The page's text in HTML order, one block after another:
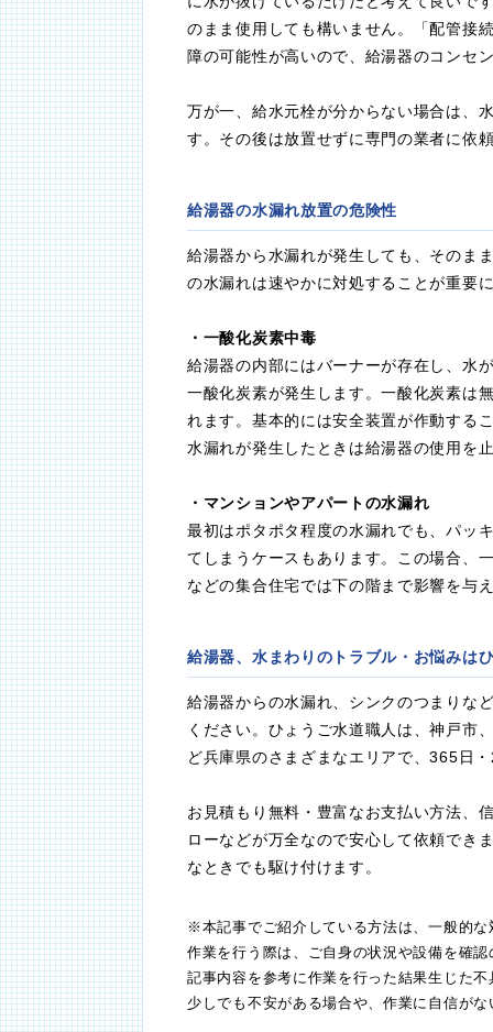
のまま使用しても構いません。「配管接
障の可能性が高いので、給湯器のコンセ
万が一、給水元栓が分からない場合は、
す。その後は放置せずに専門の業者に依
給湯器の水漏れ放置の危険性
給湯器から水漏れが発生しても、そのま
の水漏れは速やかに対処することが重要
・一酸化炭素中毒
給湯器の内部にはバーナーが存在し、水
一酸化炭素が発生します。一酸化炭素は
れます。基本的には安全装置が作動する
水漏れが発生したときは給湯器の使用を
・マンションやアパートの水漏れ
最初はポタポタ程度の水漏れでも、パッ
てしまうケースもあります。この場合、
などの集合住宅では下の階まで影響を与
給湯器、水まわりのトラブル・お悩みは
給湯器からの水漏れ、シンクのつまりな
ください。ひょうご水道職人は、神戸市
ど兵庫県のさまざまなエリアで、365日
お見積もり無料・豊富なお支払い方法、
ローなどが万全なので安心して依頼でき
なときでも駆け付けます。
※本記事でご紹介している方法は、一般的な
作業を行う際は、ご自身の状況や設備を確
記事内容を参考に作業を行った結果生じた
少しでも不安がある場合や、作業に自信が